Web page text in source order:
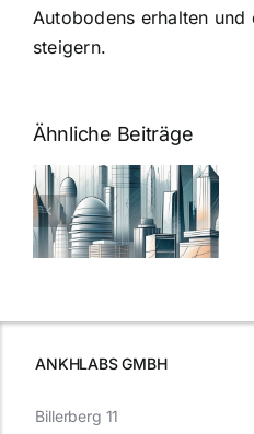
Autobodens erhalten
steigern.
Ähnliche Beiträge
5 Gründe,
warum
auf Glas
ANKHLABS GMBH
Billerberg 11